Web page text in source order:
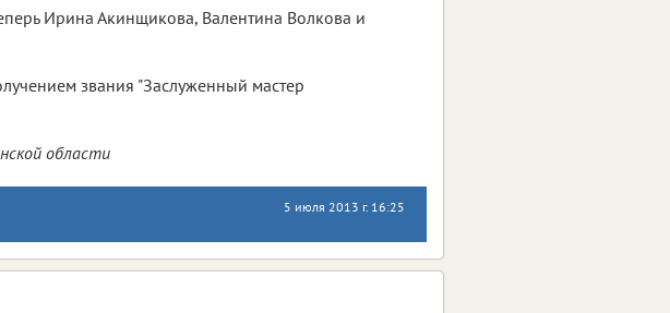
Ирина Акинщикова, Валентина Волкова и
звания "Заслуженный мастер
области
5 июля 2013 г. 16:25